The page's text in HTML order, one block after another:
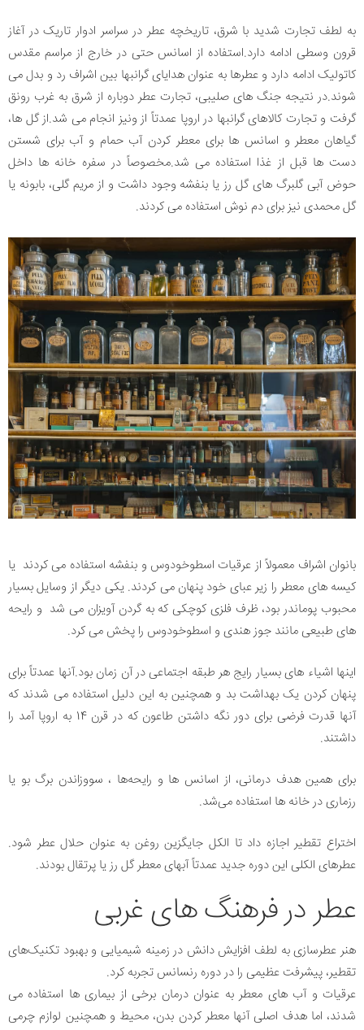
به لطف تجارت شدید با شرق، تاریخچه عطر در سراسر ادوار تاریک در آغاز
قرون وسطی ادامه دارد.استفاده از اسانس حتی در خارج از مراسم مقدس
کاتولیک ادامه دارد و عطرها به عنوان هدایای گرانبها بین اشراف رد و بدل می
شوند.در نتیجه جنگ های صلیبی، تجارت عطر دوباره از شرق به غرب رونق
گرفت و تجارت کالاهای گرانبها در اروپا عمدتاً از ونیز انجام می شد.از گل ها،
گیاهان معطر و اسانس ها برای معطر کردن آب حمام و آب برای شستن
دست ها قبل از غذا استفاده می شد.مخصوصاً در سفره خانه ها داخل
حوض آبی گلبرگ های گل رز یا بنفشه وجود داشت و از مریم گلی، بابونه یا
گل محمدی نیز برای دم نوش استفاده می کردند.
بانوان اشراف معمولاً از عرقیات اسطوخودوس و بنفشه استفاده می کردند یا
کیسه های معطر را زیر عبای خود پنهان می کردند. یکی دیگر از وسایل بسیار
محبوب پوماندر بود، ظرف فلزی کوچکی که به گردن آویزان می شد و رایحه
های طبیعی مانند جوز هندی و اسطوخودوس را پخش می کرد.
اینها اشیاء های بسیار رایج هر طبقه اجتماعی در آن زمان بود.آنها عمدتاً برای
پنهان کردن یک بهداشت بد و همچنین به این دلیل استفاده می شدند که
آنها قدرت فرضی برای دور نگه داشتن طاعون که در قرن 14 به اروپا آمد را
داشتند.
برای همین هدف درمانی، از اسانس ها و رایحه‌ها ، سووزاندن برگ بو یا
رزماری در خانه ها استفاده می‌شد.
اختراع تقطیر اجازه داد تا الکل جایگزین روغن به عنوان حلال عطر شود.
عطرهای الکلی این دوره جدید عمدتاً آبهای معطر گل رز یا پرتقال بودند.
عطر در فرهنگ های غربی
هنر عطرسازی به لطف افزایش دانش در زمینه شیمیایی و بهبود تکنیک‌های
تقطیر، پیشرفت عظیمی را در دوره رنسانس تجربه کرد.
عرقیات و آب های معطر به عنوان درمان برخی از بیماری ها استفاده می
شدند، اما هدف اصلی آنها معطر کردن بدن، محیط و همچنین لوازم چرمی